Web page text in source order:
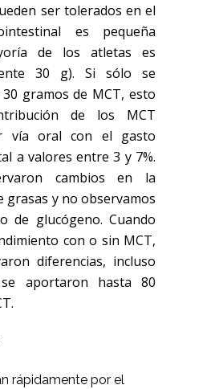
ser tolerados en el
es pequeña
de los atletas es
30 g). Si sólo se
gramos de MCT, esto
de los MCT
vía oral con el gasto
a valores entre 3 y 7%.
cambios en la
grasas y no observamos
de glucógeno. Cuando
con o sin MCT,
diferencias, incluso
aportaron hasta 80
rápidamente por el